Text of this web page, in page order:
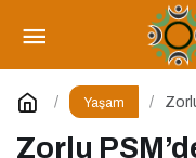
Yaşam
Zorlu
Yılın En
Istanbul 2026
Yorum Yap